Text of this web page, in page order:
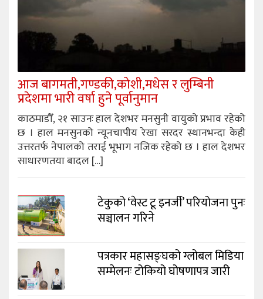
आज बागमती,गण्डकी,कोशी,मधेस र लुम्बिनी
प्रदेशमा भारी वर्षा हुने पूर्वानुमान
काठमाडौँ, २१ साउनः हाल देशभर मनसुनी वायुको प्रभाव रहेको
छ । हाल मनसुनको न्यूनचापीय रेखा सरदर स्थानभन्दा केही
उत्तरतर्फ नेपालको तराई भूभाग नजिक रहेको छ । हाल देशभर
साधारणतया बादल […]
टेकुको ‘वेस्ट टू इनर्जी’ परियोजना पुनः
सञ्चालन गरिने
पत्रकार महासङ्घको ग्लोबल मिडिया
सम्मेलनः टोकियो घोषणापत्र जारी